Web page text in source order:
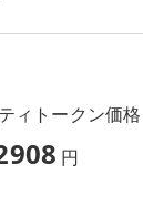
ィトークン価格
円